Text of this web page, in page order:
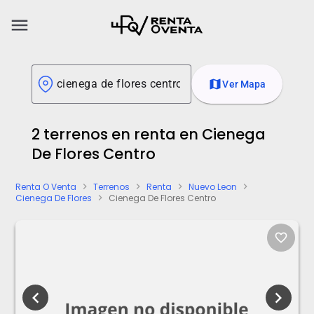
menu
mapVer Mapa
2 terrenos en renta en Cienega
De Flores Centro
Renta O Venta chevron_right Terrenos chevron_right Renta chevron_right Nuevo Leon chevron_right
Cienega De Flores chevron_right Cienega De Flores Centro
favorite_border
chevron_left chevron_right